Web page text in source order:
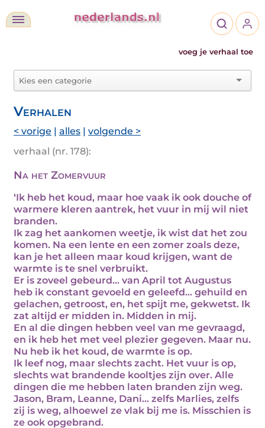
voeg je verhaal toe
Verhalen
< vorige | alles | volgende >
verhaal (nr. 178):
Na het Zomervuur
‘Ik heb het koud, maar hoe vaak ik ook douche of
warmere kleren aantrek, het vuur in mij wil niet
branden.
Ik zag het aankomen weetje, ik wist dat het zou
komen. Na een lente en een zomer zoals deze,
kan je het alleen maar koud krijgen, want de
warmte is te snel verbruikt.
Er is zoveel gebeurd… van April tot Augustus
heb ik constant gevoeld en geleefd… gehuild en
gelachen, getroost, en, het spijt me, gekwetst. Ik
zat altijd er midden in. Midden in mij.
En al die dingen hebben veel van me gevraagd,
en ik heb het met veel plezier gegeven. Maar nu.
Nu heb ik het koud, de warmte is op.
Ik leef nog, maar slechts zacht. Het vuur is op,
slechts wat brandende kooltjes zijn over. Alle
dingen die me hebben laten branden zijn weg.
Jason, Bram, Leanne, Dani… zelfs Marlies, zelfs
zij is weg, alhoewel ze vlak bij me is. Misschien is
ze ook opgebrand.